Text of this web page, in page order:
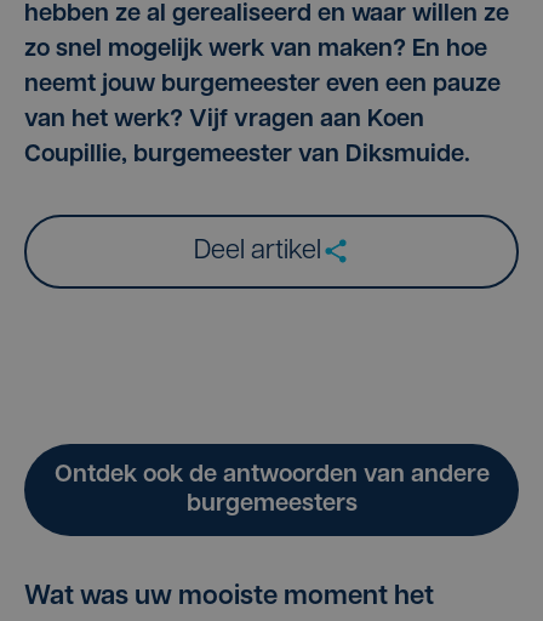
hebben ze al gerealiseerd en waar willen ze
zo snel mogelijk werk van maken? En hoe
neemt jouw burgemeester even een pauze
van het werk? Vijf vragen aan Koen
Coupillie, burgemeester van Diksmuide.
Deel artikel
Ontdek ook de antwoorden van andere
burgemeesters
Wat was uw mooiste moment het